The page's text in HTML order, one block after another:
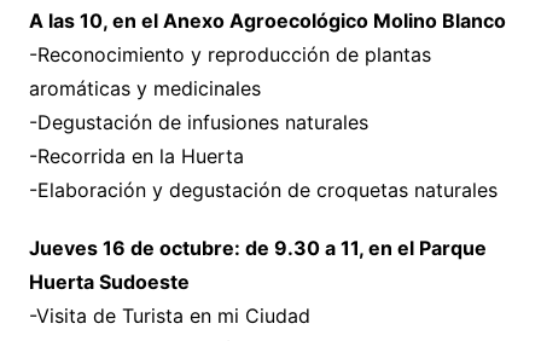
A las 10, en el Anexo Agroecológico Molino Blanco
-Reconocimiento y reproducción de plantas
aromáticas y medicinales
-Degustación de infusiones naturales
-Recorrida en la Huerta
-Elaboración y degustación de croquetas naturales
Jueves 16 de octubre: de 9.30 a 11, en el Parque
Huerta Sudoeste
-Visita de Turista en mi Ciudad